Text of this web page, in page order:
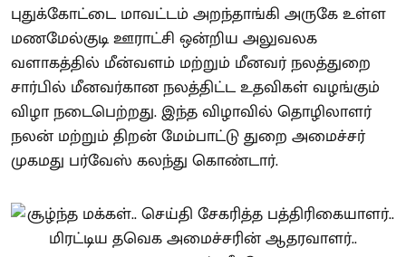
புதுக்கோட்டை மாவட்டம் அறந்தாங்கி அருகே உள்ள
மணமேல்குடி ஊராட்சி ஒன்றிய அலுவலக
வளாகத்தில் மீன்வளம் மற்றும் மீனவர் நலத்துறை
சார்பில் மீனவர்கான நலத்திட்ட உதவிகள் வழங்கும்
விழா நடைபெற்றது. இந்த விழாவில் தொழிலாளர்
நலன் மற்றும் திறன் மேம்பாட்டு துறை அமைச்சர்
முகமது பர்வேஸ் கலந்து கொண்டார்.